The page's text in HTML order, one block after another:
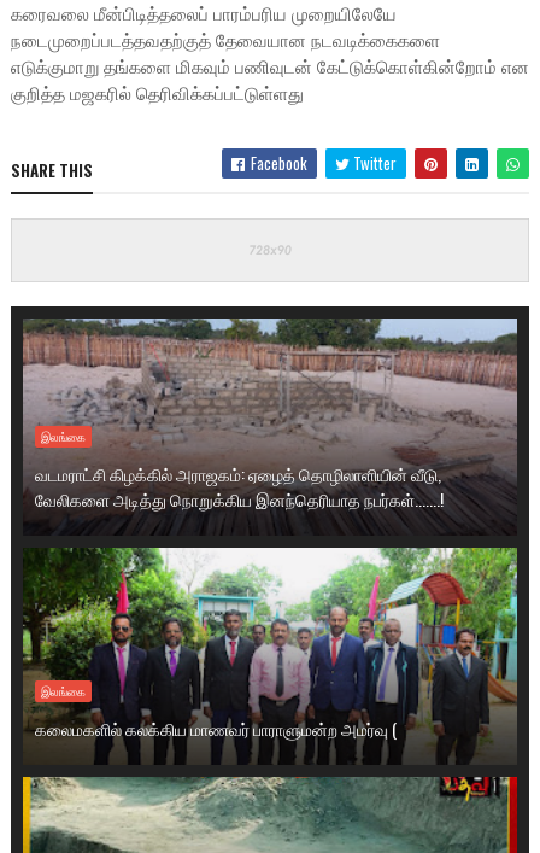
கரைவலை மீன்பிடித்தலைப் பாரம்பரிய முறையிலேயே
நடைமுறைப்படத்தவதற்குத் தேவையான நடவடிக்கைகளை
எடுக்குமாறு தங்களை மிகவும் பணிவுடன் கேட்டுக்கொள்கின்றோம் என
குறித்த மஜகரில் தெரிவிக்கப்பட்டுள்ளது
SHARE THIS Facebook Twitter
இலங்கை
வடமராட்சி கிழக்கில் அராஜகம்: ஏழைத் தொழிலாளியின் வீடு,
வேலிகளை அடித்து நொறுக்கிய இனந்தெரியாத நபர்கள்.......!
இலங்கை
கலைமகளில் கலக்கிய மாணவர் பாராளுமன்ற அமர்வு (